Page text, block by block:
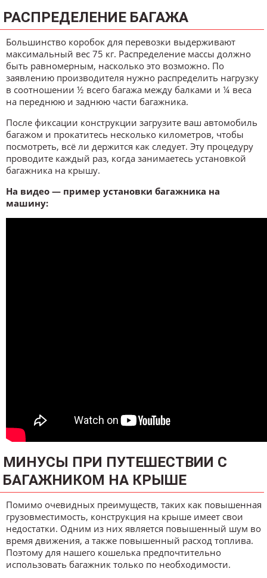
РАСПРЕДЕЛЕНИЕ БАГАЖА
Большинство коробок для перевозки выдерживают
максимальный вес 75 кг. Распределение массы должно
быть равномерным, насколько это возможно. По
заявлению производителя нужно распределить нагрузку
в соотношении ½ всего багажа между балками и ¼ веса
на переднюю и заднюю части багажника.
После фиксации конструкции загрузите ваш автомобиль
багажом и прокатитесь несколько километров, чтобы
посмотреть, всё ли держится как следует. Эту процедуру
проводите каждый раз, когда занимаетесь установкой
багажника на крышу.
На видео — пример установки багажника на
машину:
МИНУСЫ ПРИ ПУТЕШЕСТВИИ С
БАГАЖНИКОМ НА КРЫШЕ
Помимо очевидных преимуществ, таких как повышенная
грузовместимость, конструкция на крыше имеет свои
недостатки. Одним из них является повышенный шум во
время движения, а также повышенный расход топлива.
Поэтому для нашего кошелька предпочтительно
использовать багажник только по необходимости.